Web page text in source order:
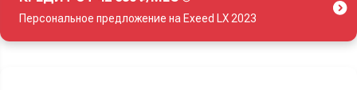
Персональное предложение на Exeed LX 2023